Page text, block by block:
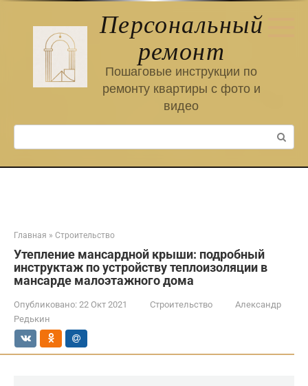
Персональный
ремонт
Пошаговые инструкции по
ремонту квартиры с фото и
видео
Поиск:
Главная » Строительство
Утепление мансардной крыши: подробный
инструктаж по устройству теплоизоляции в
мансарде малоэтажного дома
Опубликовано: 22 Окт 2021 Строительство
Александр
Редькин